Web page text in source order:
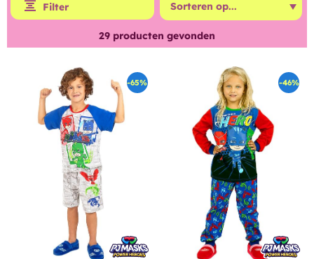
Filter
29 producten gevonden
-65% -46%